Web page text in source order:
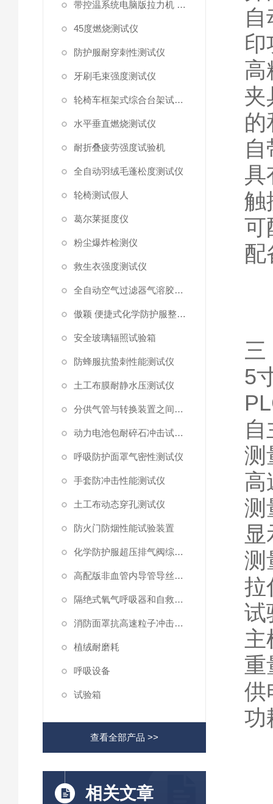
带控温系统电脑版拉力机 统电脑版拉力机
45度燃烧测试仪
防护服耐穿刺性测试仪
牙刷毛束强度测试仪
轮椅车框架式综合台架试验机
水平垂直燃烧测试仪
耐折叠疲劳强度试验机
全自动羽绒毛蓬松度测试仪
轮椅测试假人
葛尔莱挺度仪
粉尘爆炸检测仪
救生衣强度测试仪
全自动空气过滤器气溶胶细菌截留测试仪
傲颖 便捷式化学防护服整体气密性测试仪
安全玻璃辐照试验箱
防蜂服抗蛰刺性能测试仪
土工布膜耐静水压测试仪
分供气管与转换装置之间连接强度试验机
动力电池包耐碎石冲击试验机
呼吸防护面罩气密性测试仪
手套防冲击性能测试仪
土工布动态穿孔测试仪
防火门防烟性能试验装置
化学防护服超压排气阀综合性测试仪
高配版非血管内导管导丝滑动性能测试仪
隔绝式氧气呼吸器和自救器二氧化碳吸收率及水分含量测试仪
消防面罩抗高速粒子冲击试验机
植绒耐磨耗
呼吸设备
试验箱
查看全部产品 >>
相关文章
印
高
夹
的
具
触
可
配
三
5
测
高
测
测
拉
试
主
重
供
功